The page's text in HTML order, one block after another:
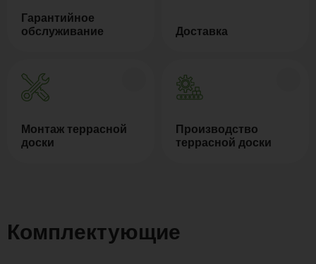
Гарантийное
обслуживание
Доставка
Монтаж террасной
доски
Производство
террасной доски
Комплектующие